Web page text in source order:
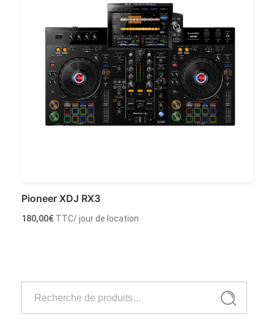
pour :
Recherche
Pioneer XDJ RX3
180,00€ TTC/ jour de location